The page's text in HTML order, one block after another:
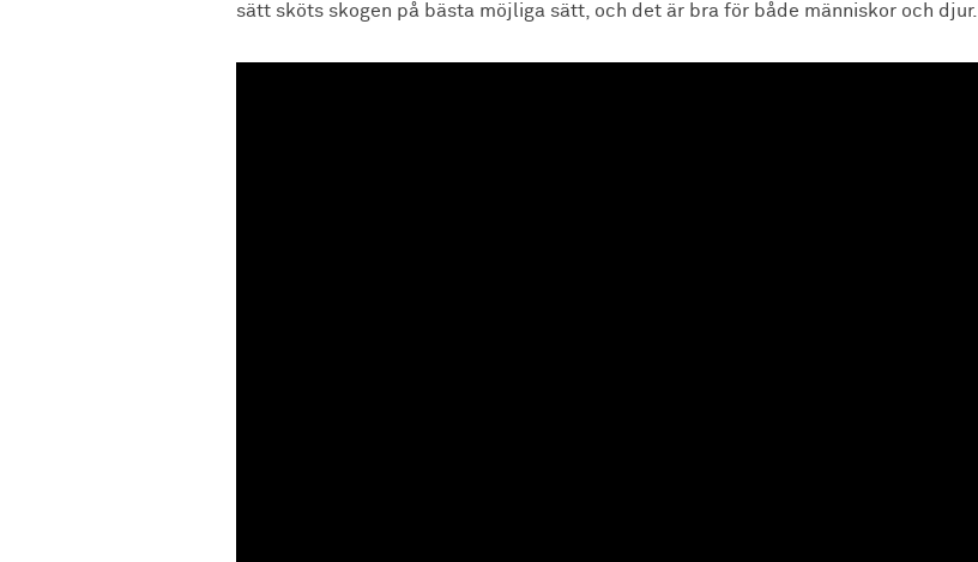
sätt sköts skogen på bästa möjliga sätt, och det är bra för både människor och djur.